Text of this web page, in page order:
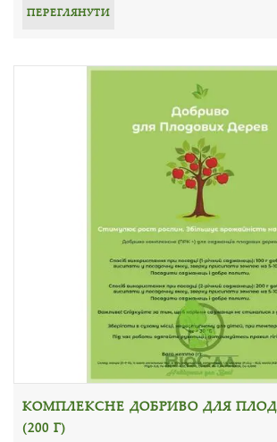
ПЕРЕГЛЯНУТИ
КОМПЛЕКСНЕ ДОБРИВО ДЛЯ
(200 Г)